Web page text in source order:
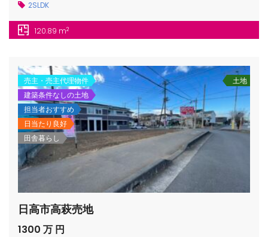
2SLDK
120.89 m2
売主・売主代理物件
建築条件なしの土地
担当者おすすめ
日当たり良好
田舎暮らし
土地
日高市高萩売地
1300 万 円
manager/wp-
top-